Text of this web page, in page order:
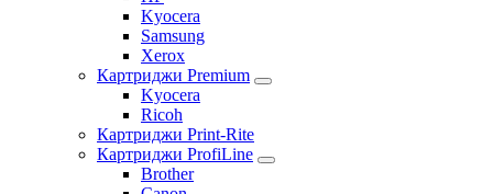
Kyocera
Samsung
Xerox
Картриджи Premium
Kyocera
Ricoh
Картриджи Print-Rite
Картриджи ProfiLine
Brother